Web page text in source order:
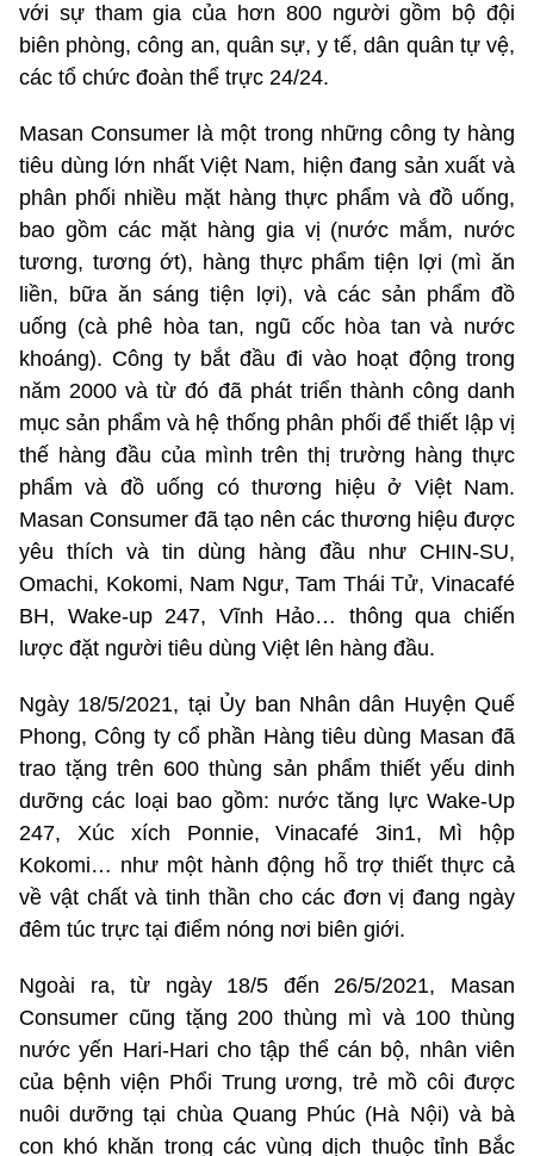
với sự tham gia của hơn 800 người gồm bộ đội
biên phòng, công an, quân sự, y tế, dân quân tự vệ,
các tổ chức đoàn thể trực 24/24.
Masan Consumer là một trong những công ty hàng
tiêu dùng lớn nhất Việt Nam, hiện đang sản xuất và
phân phối nhiều mặt hàng thực phẩm và đồ uống,
bao gồm các mặt hàng gia vị (nước mắm, nước
tương, tương ớt), hàng thực phẩm tiện lợi (mì ăn
liền, bữa ăn sáng tiện lợi), và các sản phẩm đồ
uống (cà phê hòa tan, ngũ cốc hòa tan và nước
khoáng). Công ty bắt đầu đi vào hoạt động trong
năm 2000 và từ đó đã phát triển thành công danh
mục sản phẩm và hệ thống phân phối để thiết lập vị
thế hàng đầu của mình trên thị trường hàng thực
phẩm và đồ uống có thương hiệu ở Việt Nam.
Masan Consumer đã tạo nên các thương hiệu được
yêu thích và tin dùng hàng đầu như CHIN-SU,
Omachi, Kokomi, Nam Ngư, Tam Thái Tử, Vinacafé
BH, Wake-up 247, Vĩnh Hảo… thông qua chiến
lược đặt người tiêu dùng Việt lên hàng đầu.
Ngày 18/5/2021, tại Ủy ban Nhân dân Huyện Quế
Phong, Công ty cổ phần Hàng tiêu dùng Masan đã
trao tặng trên 600 thùng sản phẩm thiết yếu dinh
dưỡng các loại bao gồm: nước tăng lực Wake-Up
247, Xúc xích Ponnie, Vinacafé 3in1, Mì hộp
Kokomi… như một hành động hỗ trợ thiết thực cả
về vật chất và tinh thần cho các đơn vị đang ngày
đêm túc trực tại điểm nóng nơi biên giới.
Ngoài ra, từ ngày 18/5 đến 26/5/2021, Masan
Consumer cũng tặng 200 thùng mì và 100 thùng
nước yến Hari-Hari cho tập thể cán bộ, nhân viên
của bệnh viện Phổi Trung ương, trẻ mồ côi được
nuôi dưỡng tại chùa Quang Phúc (Hà Nội) và bà
con khó khăn trong các vùng dịch thuộc tỉnh Bắc